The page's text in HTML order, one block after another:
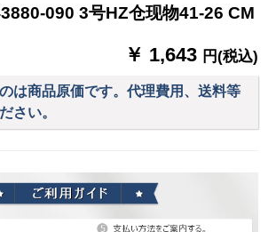
090 3号HZ仓现物41-26 CM
￥ 1,643 円(税込)
は商品原価です。代理費用、送料等
さい。